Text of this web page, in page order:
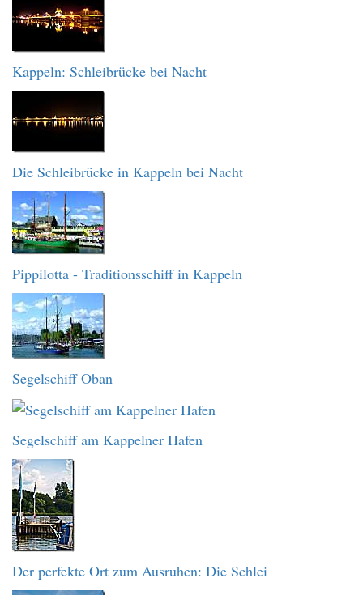
Kappeln: Schleibrücke bei Nacht
Die Schleibrücke in Kappeln bei Nacht
Pippilotta - Traditionsschiff in Kappeln
Segelschiff Oban
Segelschiff am Kappelner Hafen
Der perfekte Ort zum Ausruhen: Die Schlei